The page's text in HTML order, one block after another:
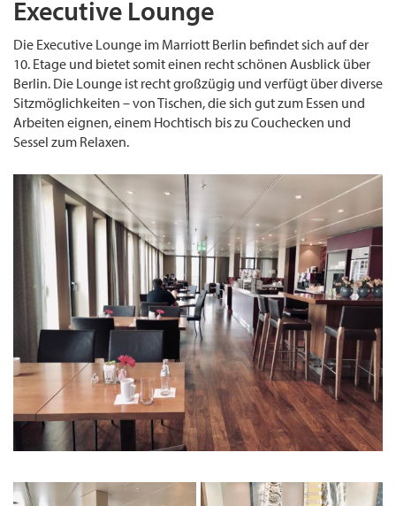
Executive Lounge
Die Executive Lounge im Marriott Berlin befindet sich auf der
10. Etage und bietet somit einen recht schönen Ausblick über
Berlin. Die Lounge ist recht großzügig und verfügt über diverse
Sitzmöglichkeiten – von Tischen, die sich gut zum Essen und
Arbeiten eignen, einem Hochtisch bis zu Couchecken und
Sessel zum Relaxen.